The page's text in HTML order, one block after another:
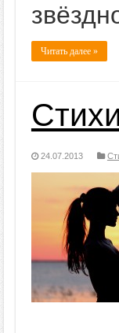
Читать далее »
24.07.2013